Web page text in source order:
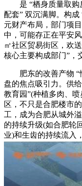
是 “栖身质量取购
配套” 双沉满脚。构
元财产布局，部门项
中，可能存正在平安
㎡社区贸易街区，欢
核心主要构成部门”，
肥东的改善产物 “
盘的焦点吸引力。供
教育园”(种植多肉、
区，不只是合肥楼市
工，成为合肥从城外
的持续升级(如合肥轮
业)和生齿的持续流入，